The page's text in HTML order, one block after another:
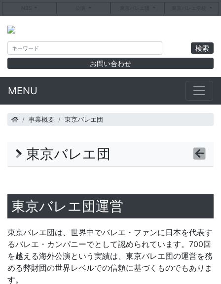
お問い合わせ
MENU
事業概要 東京バレエ団
東京バレエ団
東京バレエ団運営
東京バレエ団は、世界中でバレエ・ファンに日本を代表す
るバレエ・カンパニーでとして認められています。700回
を越える海外公演という実績は、東京バレエ団の運営を務
める弊財団の世界レベルでの信頼に基づくものでもありま
す。